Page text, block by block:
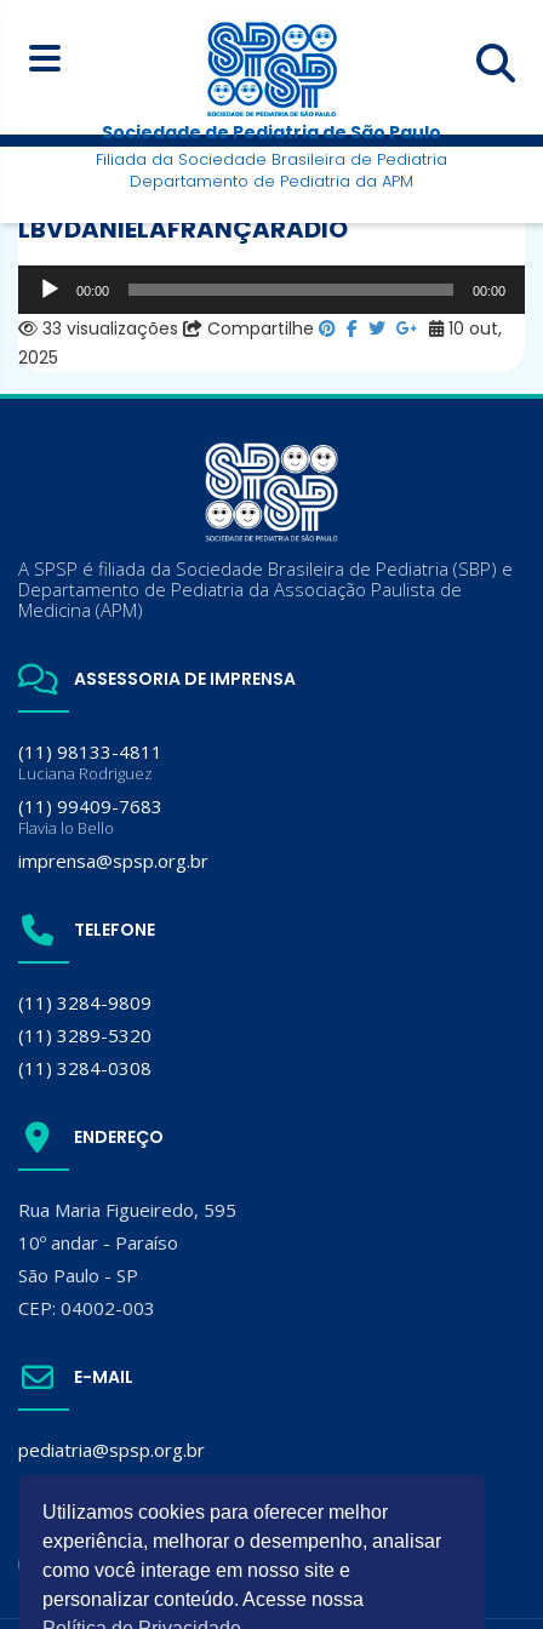
Sociedade de Pediatria de São Paulo
Filiada da Sociedade Brasileira de Pediatria
Departamento de Pediatria da APM
LBVDANIELAFRANÇARADIO
Tocador
áudio
00:00 00:00
33 visualizações Compartilhe
10 out,
2025
A SPSP é filiada da Sociedade Brasileira de Pediatria (SBP) e
Departamento de Pediatria da Associação Paulista de
Medicina (APM)
ASSESSORIA DE IMPRENSA
(11) 98133-4811
Luciana Rodriguez
(11) 99409-7683
Flavia lo Bello
imprensa@spsp.org.br
TELEFONE
(11) 3284-9809
(11) 3289-5320
(11) 3284-0308
ENDEREÇO
Rua Maria Figueiredo, 595
10º andar - Paraíso
São Paulo - SP
CEP: 04002-003
E-MAIL
pediatria@spsp.org.br
SIGA A SPSP:
Utilizamos cookies para oferecer melhor
experiência, melhorar o desempenho, analisar
como você interage em nosso site e
personalizar conteúdo. Acesse nossa